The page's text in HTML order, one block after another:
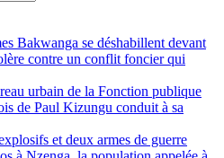
Bakwanga se déshabillent devant
contre un conflit foncier qui
urbain de la Fonction publique
de Paul Kizungu conduit à sa
et deux armes de guerre